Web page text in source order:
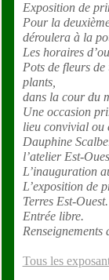
Exposition de
Pour la
déroulera à la
Les horaires
Pots de fleurs
plants,
dans la cour du
Une occasion
lieu convivial ou
Dauphine
l’atelier Est-
L’inauguration
L’exposition de
Terres Est-Ouest.
Entrée libre.
Tous les